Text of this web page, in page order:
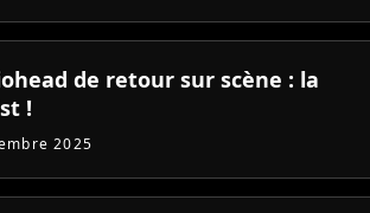
de retour sur scène : la
!
2025